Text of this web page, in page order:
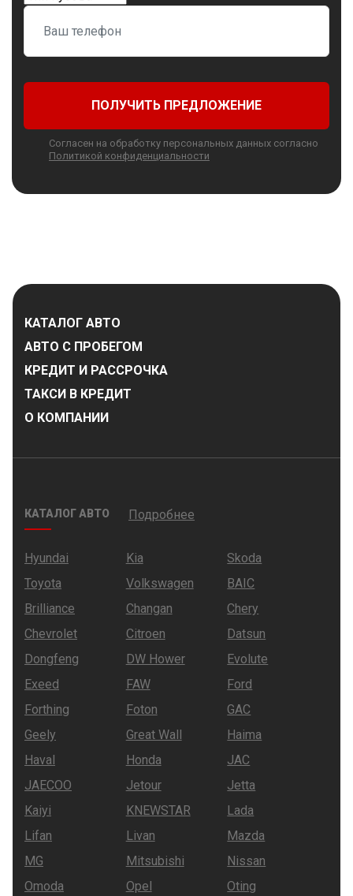
ПОЛУЧИТЬ ПРЕДЛОЖЕНИЕ
Согласен на обработку персональных данных согласно
Политикой конфиденциальности
КАТАЛОГ АВТО
АВТО С ПРОБЕГОМ
КРЕДИТ И РАССРОЧКА
ТАКСИ В КРЕДИТ
О КОМПАНИИ
КАТАЛОГ АВТО Подробнее
Hyundai Kia
Skoda
Toyota
Volkswagen
BAIC
Brilliance
Changan
Chery
Chevrolet
Citroen
Datsun
Dongfeng
DW Hower
Evolute
Exeed
FAW
Ford
Forthing
Foton
GAC
Geely
Great Wall
Haima
Haval
Honda
JAC
JAECOO
Jetour
Jetta
Kaiyi
KNEWSTAR
Lada
Lifan
Livan
Mazda
MG
Mitsubishi
Nissan
Omoda
Opel
Oting